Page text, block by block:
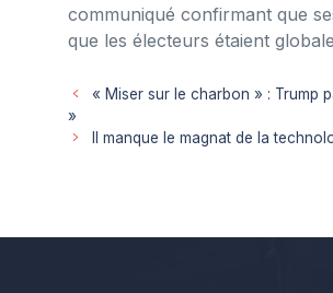
communiqué confirmant que
que les électeurs étaient
« Miser sur le charbon » : Trump
»
Il manque le magnat de la